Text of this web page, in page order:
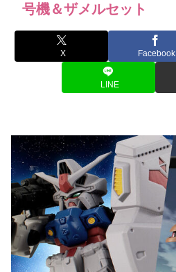
号機＆ザメルセット
X Facebook
LINE